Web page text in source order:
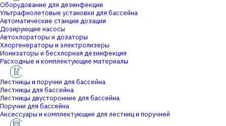
Оборудование для дезинфекции
Ультрафиолетовые установки для бассейна
Автоматические станции дозации
Дозирующие насосы
Автохлораторы и дозаторы
Хлоргенераторы и электролизеры
Ионизаторы и бесхлорная дезинфекция
Расходные и комплектующие материалы
Лестницы и поручни для бассейна
Лестницы для бассейна
Лестницы двусторонние для бассейна
Поручни для бассейна
Аксессуары и комплектующие для лестниц и поручней